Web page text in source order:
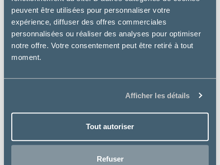
peuvent être utilisées pour personnaliser votre
expérience, diffuser des offres commerciales
personnalisées ou réaliser des analyses pour optimiser
notre offre. Votre consentement peut être retiré à tout
moment.
Afficher les détails
Tout autoriser
Refuser